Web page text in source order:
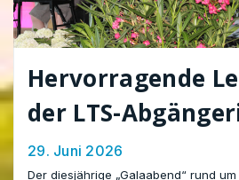
Hervorragende
der LTS-
Abgänger –
29. Juni 2026
Der diesjährige „Galaabend“ rund